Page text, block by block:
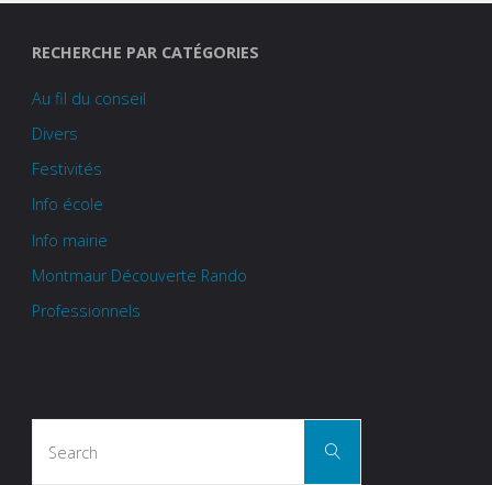
RECHERCHE PAR CATÉGORIES
Au fil du conseil
Divers
Festivités
Info école
Info mairie
Montmaur Découverte Rando
Professionnels
Search